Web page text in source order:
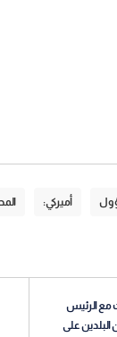
أميركي:
مع الرئيس
على